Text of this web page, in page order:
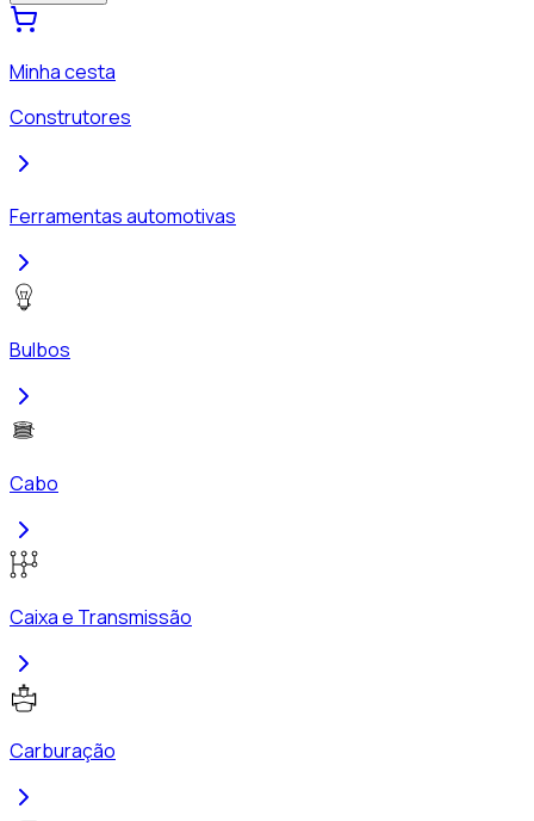
Minha cesta
Construtores
Ferramentas automotivas
Bulbos
Cabo
Caixa e Transmissão
Carburação